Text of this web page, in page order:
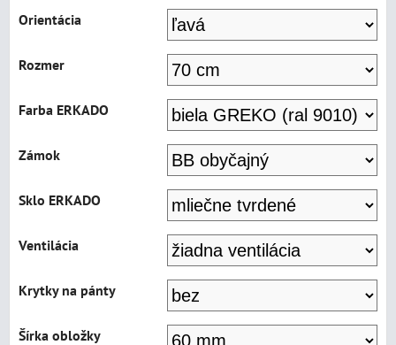
Orientácia
Rozmer
Farba ERKADO
Zámok
Sklo ERKADO
Ventilácia
Krytky na pánty
Šírka obložky